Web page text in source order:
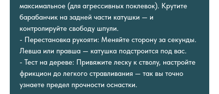
максимальное (для агрессивных поклевок). Крутите
барабанчик на задней части катушки — и
контролируйте свободу шпули.
- Перестановка рукояти: Меняйте сторону за секунды.
Левша или правша — катушка подстроится под вас.
- Тест на дереве: Привяжите леску к стволу, настройте
фрикцион до легкого стравливания — так вы точно
узнаете предел прочности оснастки.